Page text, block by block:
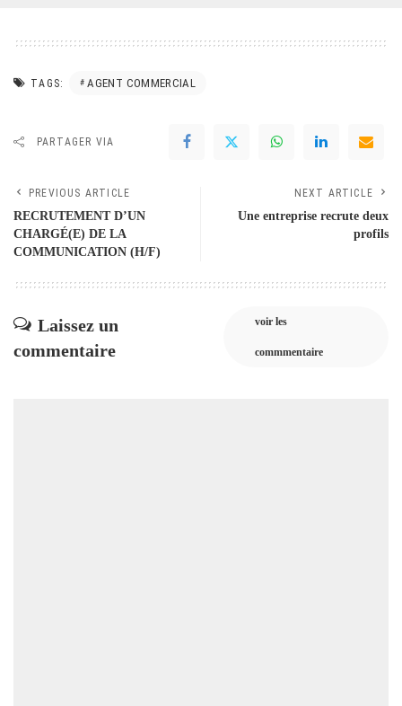
TAGS: AGENT COMMERCIAL
PARTAGER VIA
PREVIOUS ARTICLE
RECRUTEMENT D’UN
CHARGÉ(E) DE LA
COMMUNICATION (H/F)
NEXT ARTICLE
Une entreprise recrute deux
profils
Laissez un
commentaire
voir les
commmentaire